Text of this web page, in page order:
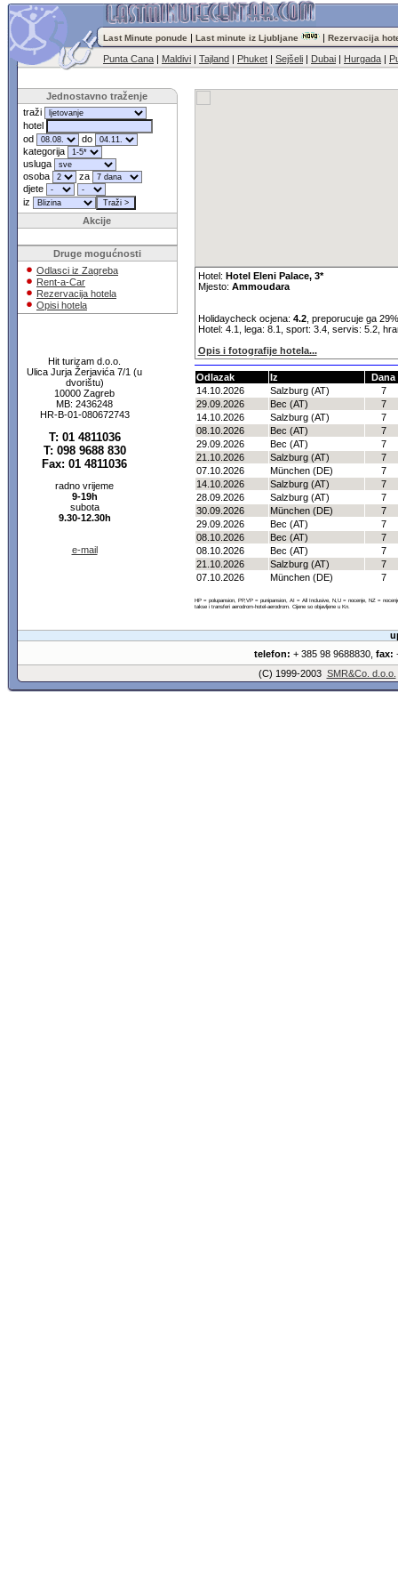
Last Minute ponude | Last minute iz Ljubljane | Rezervacija
Punta Cana | Maldivi | Tajland | Phuket | Sejšeli | Dubai | Hurgada |
Jednostavno traženje
traži
hotel
od
do
kategorija
usluga
osoba
za
djete
iz
Akcije
Druge mogućnosti
Odlasci iz Zagreba
Rent-a-Car
Rezervacija hotela
Opisi hotela
Hit turizam d.o.o.
Ulica Jurja Žerjavića 7/1 (u
dvorištu)
10000 Zagreb
MB: 2436248
HR-B-01-080672743
T: 01 4811036
T: 098 9688 830
Fax: 01 4811036
radno vrijeme
9-19h
subota
9.30-12.30h
e-mail
Hotel: Hotel Eleni Palace, 3*
Mjesto: Ammoudara
Holidaycheck ocjena: 4.2, preporucuje ga
Hotel: 4.1, lega: 8.1, sport: 3.4, servis: 5.2,
Opis i fotografije hotela...
Odlazak Iz
Dana
14.10.2026
Salzburg (AT)
7
29.09.2026
Bec (AT)
7
14.10.2026
Salzburg (AT)
7
08.10.2026
Bec (AT)
7
29.09.2026
Bec (AT)
7
21.10.2026
Salzburg (AT)
7
07.10.2026
München (DE)
7
14.10.2026
Salzburg (AT)
7
28.09.2026
Salzburg (AT)
7
30.09.2026
München (DE)
7
29.09.2026
Bec (AT)
7
08.10.2026
Bec (AT)
7
08.10.2026
Bec (AT)
7
21.10.2026
Salzburg (AT)
7
07.10.2026
München (DE) 7
HP = polupansion, PP,VP = punipansion, AI = All Inclusive, N,U = nocenje, NZ =
takse i transferi aerodrom-hotel-aerodrom. Cijene so objavljene u Kn.
telefon: + 385 98 9688830, fax:
(C) 1999-2003 SMR&Co. d.o.o.